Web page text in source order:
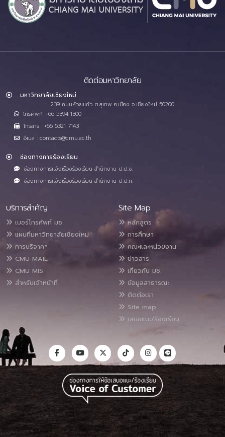
ติดต่อมหาวิทยาลัย
มหาวิทยาลัยเชียงใหม่
239 ถนนห้วยแก้ว ต.สุเทพ อ.เมือง จ.เชียงใหม่ 50200
โทรศัพท์ :+66 5394 1300
โทรสาร : +66 5321 7143
อีเมล : contacts@cmu.ac.th
ช่องทางการร้องเรียน
ช่องทางการแจ้งเรื่องร้องเรียน สำนักงาน ป.ป.ช.
ช่องทางการแจ้งเรื่องร้องเรียน สำนักงาน ป.ป.ท.
บริการสำคัญ
เบอร์โทรศัพท์ มช.
แผนที่มหาวิทยาลัยเชียงใหม่
การบริจาค*
CMU MAIL
CMU MIS
สำหรับเจ้าหน้าที่
Site Map
หลักสูตร
การศึกษา
คณะและหน่วยงาน
ข่าวสาร
เกี่ยวกับ มช.
ข้อมูลสาธารณะ
ติดต่อเรา
Site map
เสนอแนะ/ร้องเรียน